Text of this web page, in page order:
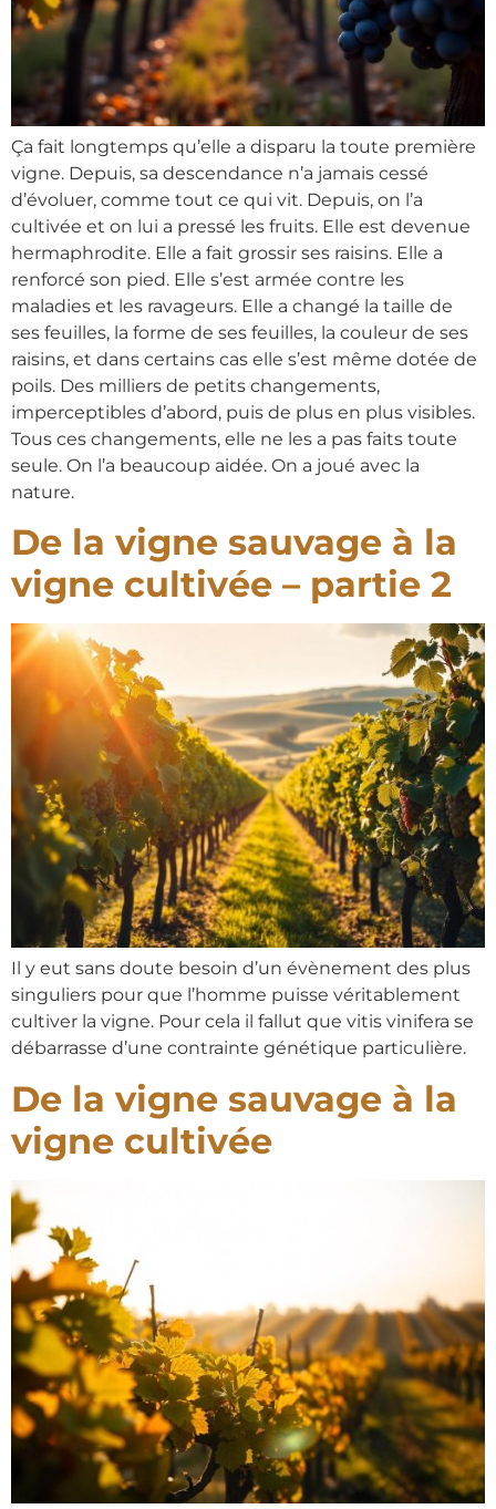
Ça fait longtemps qu’elle a disparu la toute première
vigne. Depuis, sa descendance n’a jamais cessé
d’évoluer, comme tout ce qui vit. Depuis, on l’a
cultivée et on lui a pressé les fruits. Elle est devenue
hermaphrodite. Elle a fait grossir ses raisins. Elle a
renforcé son pied. Elle s’est armée contre les
maladies et les ravageurs. Elle a changé la taille de
ses feuilles, la forme de ses feuilles, la couleur de ses
raisins, et dans certains cas elle s’est même dotée de
poils. Des milliers de petits changements,
imperceptibles d’abord, puis de plus en plus visibles.
Tous ces changements, elle ne les a pas faits toute
seule. On l’a beaucoup aidée. On a joué avec la
nature.
De la vigne sauvage à la
vigne cultivée – partie 2
Il y eut sans doute besoin d’un évènement des plus
singuliers pour que l’homme puisse véritablement
cultiver la vigne. Pour cela il fallut que vitis vinifera se
débarrasse d’une contrainte génétique particulière.
De la vigne sauvage à la
vigne cultivée